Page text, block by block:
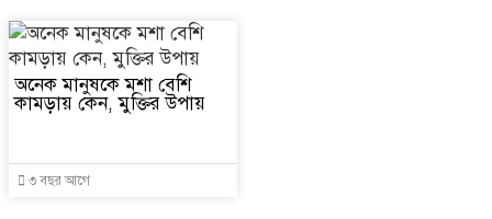
অনেক মানুষকে মশা বেশি
কামড়ায় কেন, মুক্তির উপায়
৩ বছর আগে